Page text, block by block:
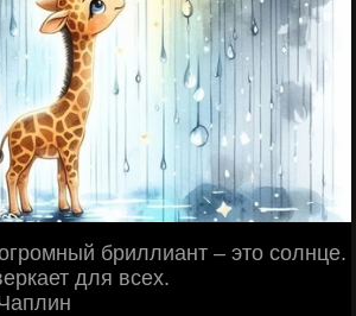
бриллиант – это солнце.
для всех.